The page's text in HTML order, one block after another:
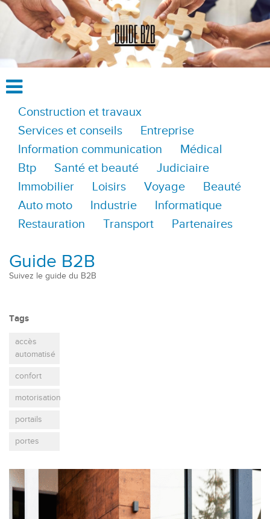
Construction et travaux
Services et conseils
Entreprise
Information communication
Médical
Btp
Santé et beauté
Judiciaire
Immobilier
Loisirs Voyage
Beauté
Auto moto
Industrie
Informatique
Restauration
Transport Partenaires
Guide B2B
Suivez le guide du B2B
Tags
accès
automatisé
confort
motorisation
portails
portes